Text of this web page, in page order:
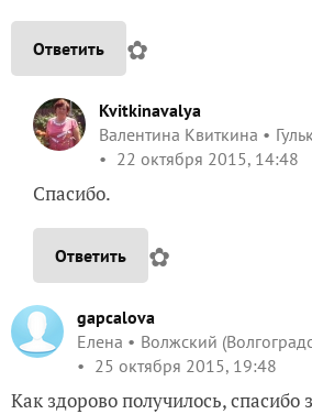
Ответить ✿
Kvitkinavalya
Валентина Квиткина
22 октября 2015, 14:48
Спасибо.
Ответить ✿
gapcalova
Елена
Волжский
25 октября 2015, 19:48
Как здорово получилось, спасибо